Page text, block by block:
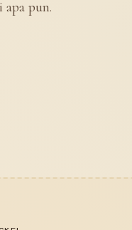
apa pun.